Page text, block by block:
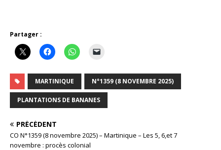
Partager :
MARTINIQUE N°1359 (8 NOVEMBRE 2025)
PLANTATIONS DE BANANES
PRÉCÉDENT
CO N°1359 (8 novembre 2025) – Martinique – Les 5, 6,et 7
novembre : procès colonial